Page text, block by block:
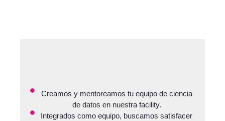
Creamos y mentoreamos tu equipo de ciencia
de datos en nuestra facility.
Integrados como equipo, buscamos satisfacer